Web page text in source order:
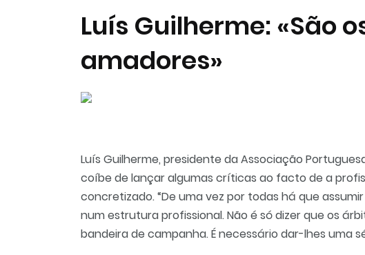
Luís Guilherme: «São
amadores»
Luís Guilherme, presidente da Associação
coíbe de lançar algumas críticas ao facto de a
concretizado. “De uma vez por todas há que
num estrutura profissional. Não é só dizer que os
bandeira de campanha. É necessário dar-lhes uma